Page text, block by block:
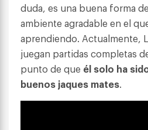
duda, es una buena forma
ambiente agradable en el
aprendiendo. Actualmente,
juegan partidas completas
punto de que él solo ha
buenos jaques mates.